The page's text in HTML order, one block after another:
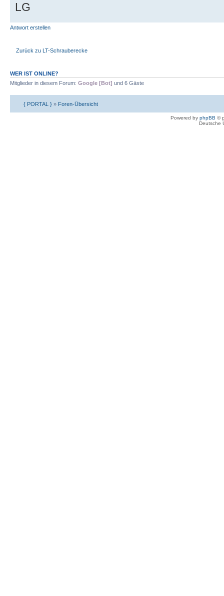
LG
Antwort erstellen
Zurück zu LT-Schrauberecke
WER IST ONLINE?
Mitglieder in diesem Forum: Google [Bot] und 6 Gäste
{ PORTAL } » Foren-Übersicht
Powered by phpBB ©
Deutsche